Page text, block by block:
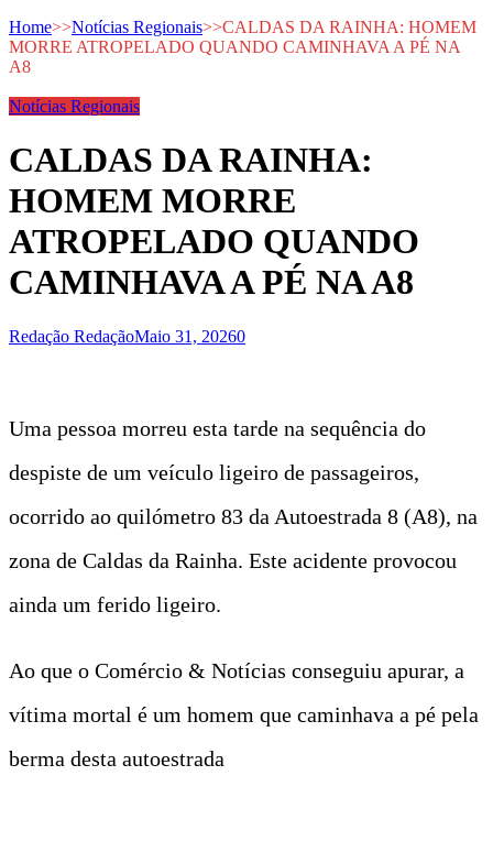
Home>>Notícias Regionais>>CALDAS DA RAINHA: HOMEM
MORRE ATROPELADO QUANDO CAMINHAVA A PÉ NA
A8
Notícias Regionais
CALDAS DA RAINHA:
HOMEM MORRE
ATROPELADO QUANDO
CAMINHAVA A PÉ NA A8
Redação RedaçãoMaio 31, 20260
Uma pessoa morreu esta tarde na sequência do
despiste de um veículo ligeiro de passageiros,
ocorrido ao quilómetro 83 da Autoestrada 8 (A8), na
zona de Caldas da Rainha. Este acidente provocou
ainda um ferido ligeiro.
Ao que o Comércio & Notícias conseguiu apurar, a
vítima mortal é um homem que caminhava a pé pela
berma desta autoestrada